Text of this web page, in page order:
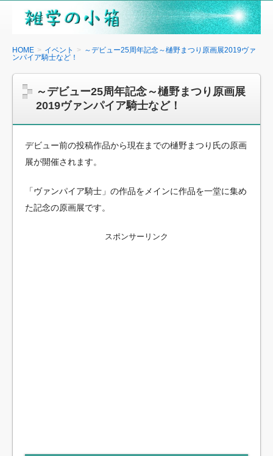
雑
の
箱
HOME イベント
～デビュー25周年記念～樋野まつり原画展2019ヴァ
ンパイア騎士など！
～デビュー25周年記念～樋野まつり原画展
2019ヴァンパイア騎士など！
デビュー前の投稿作品から現在までの樋野まつり氏の原画
展が開催されます。
「ヴァンパイア騎士」の作品をメインに作品を一堂に集め
た記念の原画展です。
スポンサーリンク